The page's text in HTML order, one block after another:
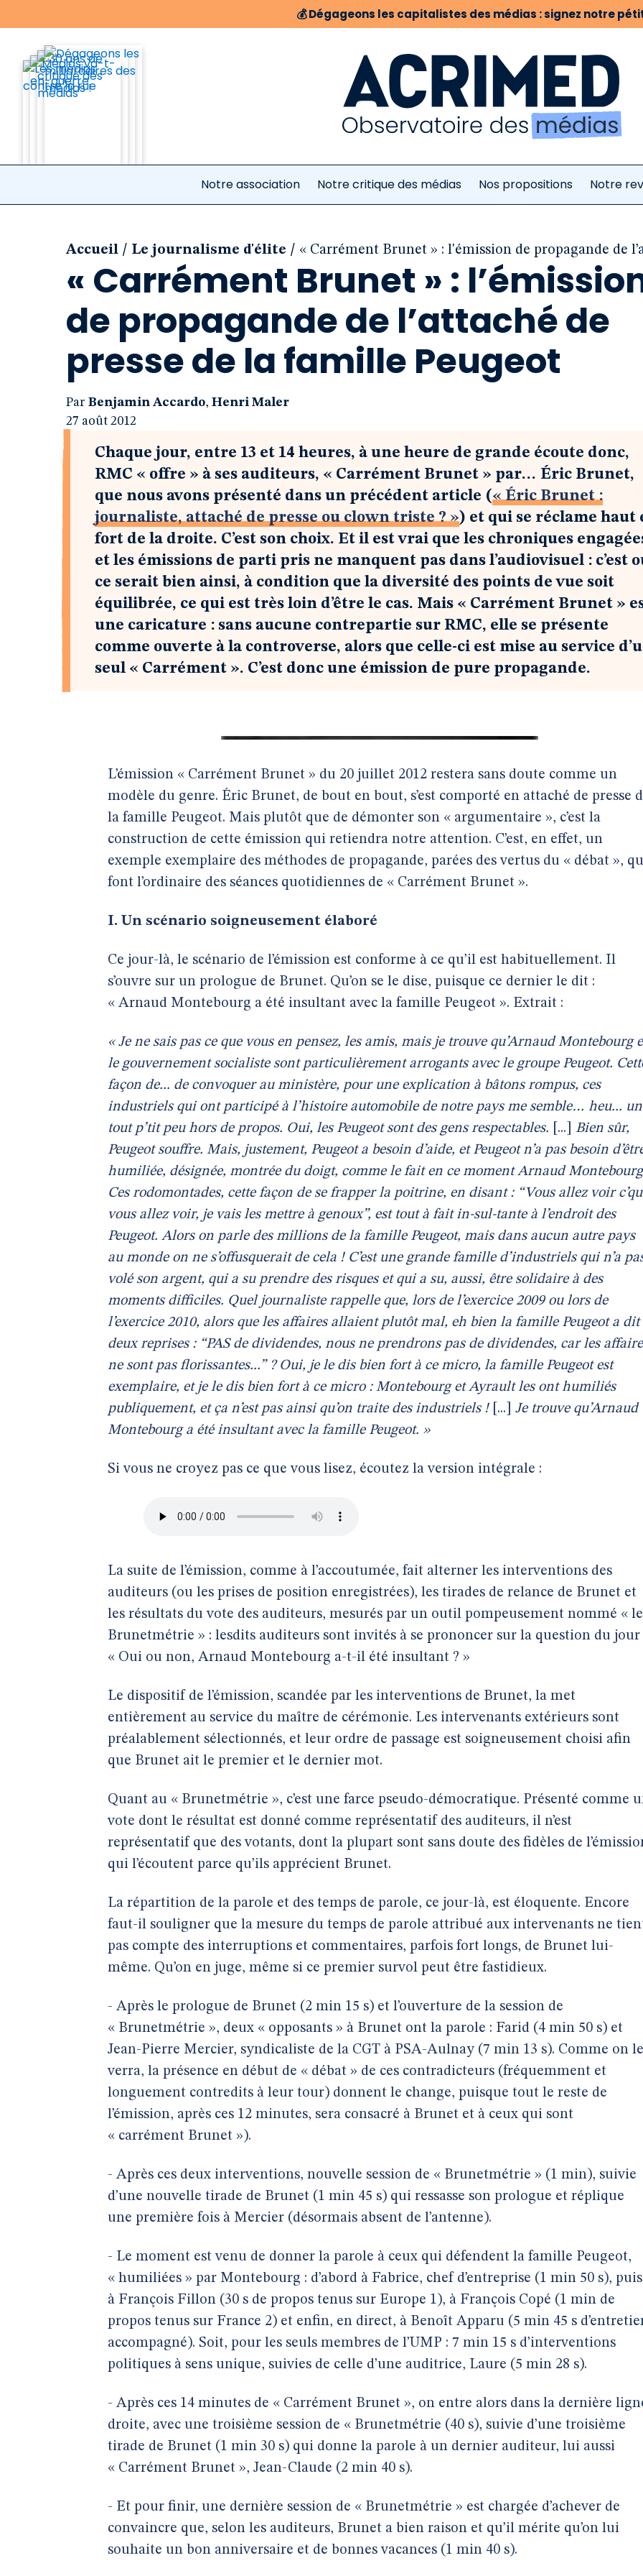
💰Dégageons les capitalistes des médias : signez notre
Notre association Notre critique des médias Nos propositions Notre
Accueil / Le journalisme d'élite / « Carrément Brunet » : l'émission de propagande de
« Carrément Brunet » :
de propagande de l’attaché de
presse de la famille Peugeot
Par Benjamin Accardo, Henri Maler
27 août 2012
Chaque jour, entre 13 et 14 heures, à une heure de grande écoute donc,
RMC « offre » à ses auditeurs, « Carrément Brunet » par… Éric Brunet,
que nous avons présenté dans un précédent article (« Éric Brunet :
journaliste, attaché de presse ou clown triste ? ») et qui se réclame haut
fort de la droite. C’est son choix. Et il est vrai que les chroniques
et les émissions de parti pris ne manquent pas dans l’audiovisuel : c’est
ce serait bien ainsi, à condition que la diversité des points de vue soit
équilibrée, ce qui est très loin d’être le cas. Mais « Carrément Brunet »
une caricature : sans aucune contrepartie sur RMC, elle se présente
comme ouverte à la controverse, alors que celle-ci est mise au service
seul « Carrément ». C’est donc une émission de pure propagande.
L’émission « Carrément Brunet » du 20 juillet 2012 restera sans doute comme un
modèle du genre. Éric Brunet, de bout en bout, s’est comporté en attaché de presse
la famille Peugeot. Mais plutôt que de démonter son « argumentaire », c’est la
construction de cette émission qui retiendra notre attention. C’est, en effet, un
exemple exemplaire des méthodes de propagande, parées des vertus du « débat »,
font l’ordinaire des séances quotidiennes de « Carrément Brunet ».
I. Un scénario soigneusement élaboré
Ce jour-là, le scénario de l’émission est conforme à ce qu’il est habituellement. Il
s’ouvre sur un prologue de Brunet. Qu’on se le dise, puisque ce dernier le dit :
« Arnaud Montebourg a été insultant avec la famille Peugeot ». Extrait :
« Je ne sais pas ce que vous en pensez, les amis, mais je trouve qu’Arnaud Montebourg
le gouvernement socialiste sont particulièrement arrogants avec le groupe Peugeot.
façon de... de convoquer au ministère, pour une explication à bâtons rompus, ces
industriels qui ont participé à l’histoire automobile de notre pays me semble… heu... un
tout p’tit peu hors de propos. Oui, les Peugeot sont des gens respectables. [...] Bien sûr,
Peugeot souffre. Mais, justement, Peugeot a besoin d’aide, et Peugeot n’a pas besoin
humiliée, désignée, montrée du doigt, comme le fait en ce moment Arnaud
Ces rodomontades, cette façon de se frapper la poitrine, en disant : “Vous allez voir
vous allez voir, je vais les mettre à genoux”, est tout à fait in-sul-tante à l’endroit des
Peugeot. Alors on parle des millions de la famille Peugeot, mais dans aucun autre pays
au monde on ne s’offusquerait de cela ! C’est une grande famille d’industriels qui n’a
volé son argent, qui a su prendre des risques et qui a su, aussi, être solidaire à des
moments difficiles. Quel journaliste rappelle que, lors de l’exercice 2009 ou lors de
l’exercice 2010, alors que les affaires allaient plutôt mal, eh bien la famille Peugeot a dit
deux reprises : “PAS de dividendes, nous ne prendrons pas de dividendes, car les
ne sont pas florissantes...” ? Oui, je le dis bien fort à ce micro, la famille Peugeot est
exemplaire, et je le dis bien fort à ce micro : Montebourg et Ayrault les ont humiliés
publiquement, et ça n’est pas ainsi qu’on traite des industriels ![...] Je trouve qu’Arnaud
Montebourg a été insultant avec la famille Peugeot. »
Si vous ne croyez pas ce que vous lisez, écoutez la version intégrale :
La suite de l’émission, comme à l’accoutumée, fait alterner les interventions des
auditeurs (ou les prises de position enregistrées), les tirades de relance de Brunet et
les résultats du vote des auditeurs, mesurés par un outil pompeusement nommé « le
Brunetmétrie » : lesdits auditeurs sont invités à se prononcer sur la question du jour
« Oui ou non, Arnaud Montebourg a-t-il été insultant ? »
Le dispositif de l’émission, scandée par les interventions de Brunet, la met
entièrement au service du maître de cérémonie. Les intervenants extérieurs sont
préalablement sélectionnés, et leur ordre de passage est soigneusement choisi afin
que Brunet ait le premier et le dernier mot.
Quant au « Brunetmétrie », c’est une farce pseudo-démocratique. Présenté comme
vote dont le résultat est donné comme représentatif des auditeurs, il n’est
représentatif que des votants, dont la plupart sont sans doute des fidèles de
qui l’écoutent parce qu’ils apprécient Brunet.
La répartition de la parole et des temps de parole, ce jour-là, est éloquente. Encore
faut-il souligner que la mesure du temps de parole attribué aux intervenants ne
pas compte des interruptions et commentaires, parfois fort longs, de Brunet lui-
même. Qu’on en juge, même si ce premier survol peut être fastidieux.
- Après le prologue de Brunet (2 min 15 s) et l’ouverture de la session de
« Brunetmétrie », deux « opposants » à Brunet ont la parole : Farid (4 min 50 s) et
Jean-Pierre Mercier, syndicaliste de la CGT à PSA-Aulnay (7 min 13 s). Comme on le
verra, la présence en début de « débat » de ces contradicteurs (fréquemment et
longuement contredits à leur tour) donnent le change, puisque tout le reste de
l’émission, après ces 12 minutes, sera consacré à Brunet et à ceux qui sont
« carrément Brunet »).
- Après ces deux interventions, nouvelle session de « Brunetmétrie » (1 min), suivie
d’une nouvelle tirade de Brunet (1 min 45 s) qui ressasse son prologue et réplique
une première fois à Mercier (désormais absent de l’antenne).
- Le moment est venu de donner la parole à ceux qui défendent la famille Peugeot,
« humiliées » par Montebourg : d’abord à Fabrice, chef d’entreprise (1 min 50 s), puis
à François Fillon (30 s de propos tenus sur Europe 1), à François Copé (1 min de
propos tenus sur France 2) et enfin, en direct, à Benoît Apparu (5 min 45 s
accompagné). Soit, pour les seuls membres de l’UMP : 7 min 15 s d’interventions
politiques à sens unique, suivies de celle d’une auditrice, Laure (5 min 28 s).
- Après ces 14 minutes de « Carrément Brunet », on entre alors dans la dernière
droite, avec une troisième session de « Brunetmétrie (40 s), suivie d’une troisième
tirade de Brunet (1 min 30 s) qui donne la parole à un dernier auditeur, lui aussi
« Carrément Brunet », Jean-Claude (2 min 40 s).
- Et pour finir, une dernière session de « Brunetmétrie » est chargée d’achever de
convaincre que, selon les auditeurs, Brunet a bien raison et qu’il mérite qu’on lui
souhaite un bon anniversaire et de bonnes vacances (1 min 40 s).